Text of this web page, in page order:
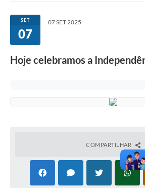
SET
07
07 SET 2025
Hoje celebramos a
COMPARTILHAR